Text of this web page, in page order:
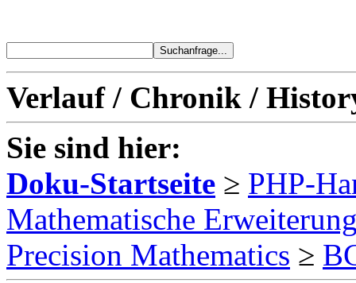
Verlauf / Chronik /
Sie sind hier:
Doku-Startseite ≥ PHP-
Mathematische
Precision Mathematics ≥